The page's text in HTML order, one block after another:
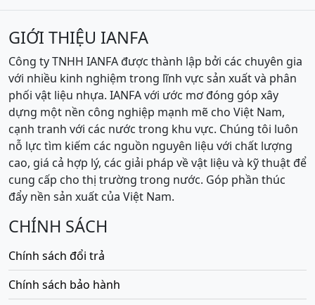
GIỚI THIỆU IANFA
Công ty TNHH IANFA được thành lập bởi các chuyên gia
với nhiều kinh nghiệm trong lĩnh vực sản xuất và phân
phối vật liệu nhựa. IANFA với ước mơ đóng góp xây
dựng một nền công nghiệp mạnh mẽ cho Việt Nam,
cạnh tranh với các nước trong khu vực. Chúng tôi luôn
nỗ lực tìm kiếm các nguồn nguyên liệu với chất lượng
cao, giá cả hợp lý, các giải pháp về vật liệu và kỹ thuật để
cung cấp cho thị trường trong nước. Góp phần thúc
đẩy nền sản xuất của Việt Nam.
CHÍNH SÁCH
Chính sách đổi trả
Chính sách bảo hành